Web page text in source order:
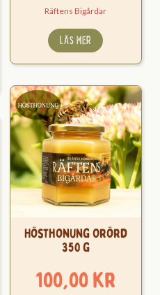
Räftens Bigårdar
LÄS MER
Hösthonung Orörd
350 g
100,00kr